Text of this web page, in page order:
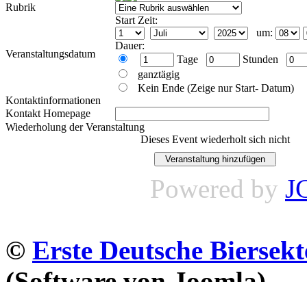
Rubrik
Veranstaltungsdatum
Start Zeit:
um:
Dauer:
Tage
Stunden
ganztägig
Kein Ende (Zeige nur Start- Datum)
Kontaktinformationen
Kontakt Homepage
Wiederholung der Veranstaltung
Dieses Event wiederholt sich nicht
Powered by
© Erste Deutsche